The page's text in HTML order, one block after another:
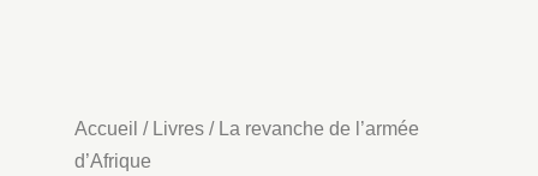
Accueil / Livres/ La revanche de l’armée
d’Afrique